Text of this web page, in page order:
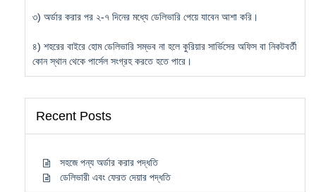
৩) অর্ডার করার পর ২-৭ দিনের মধ্যে ডেলিভারি পেয়ে যাবেন আশা করি।
৪) শহরের বাইরে হোম ডেলিভারি সম্ভব না হলে কুরিয়ার সার্ভিসের অফিস বা নিকটবর্তী
কোন স্থান থেকে পার্সেল সংগ্রহ করতে হতে পারে।
Recent Posts
সহজে পন্য অর্ডার করার পদ্ধতি
ডেলিভারী এবং ফেরত দেয়ার পদ্ধতি